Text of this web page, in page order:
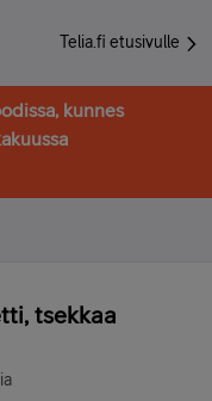
Telia.fi etusivulle
kunnes
tsekkaa